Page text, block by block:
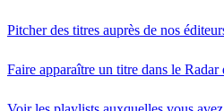
Pitcher des titres auprès de nos
Faire apparaître un titre dans le Radar